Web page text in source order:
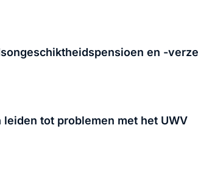
en -
tot problemen met het UWV